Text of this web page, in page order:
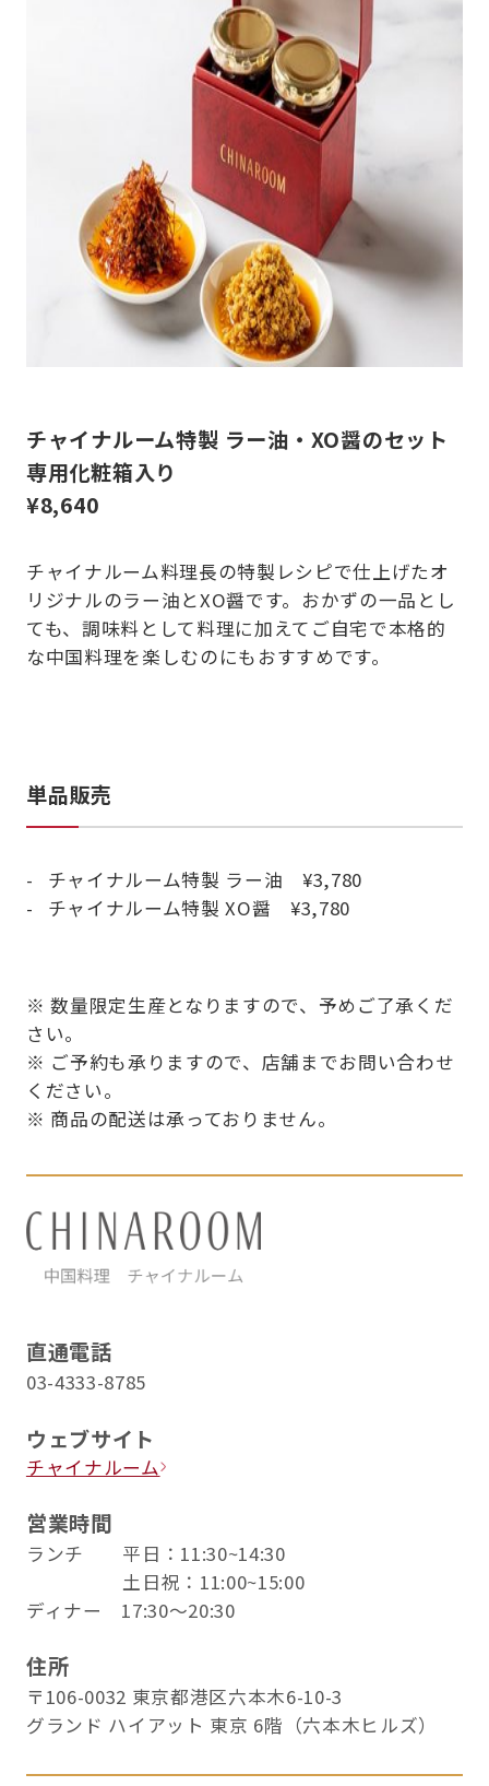
チャイナルーム特製 ラー油・XO醤のセット
専用化粧箱入り
¥8,640
チャイナルーム料理長の特製レシピで仕上げたオ
リジナルのラー油とXO醤です。おかずの一品とし
ても、調味料として料理に加えてご自宅で本格的
な中国料理を楽しむのにもおすすめです。
単品販売
チャイナルーム特製 ラー油 ¥3,780
チャイナルーム特製 XO醤 ¥3,780
※ 数量限定生産となりますので、予めご了承くだ
さい。
※ ご予約も承りますので、店舗までお問い合わせ
ください。
※ 商品の配送は承っておりません。
直通電話
03-4333-8785
ウェブサイト
チャイナルーム
営業時間
ランチ 平日：11:30~14:30
土日祝：11:00~15:00
ディナー 17:30～20:30
住所
〒106-0032 東京都港区六本木6-10-3
グランド ハイアット 東京 6階（六本木ヒルズ）